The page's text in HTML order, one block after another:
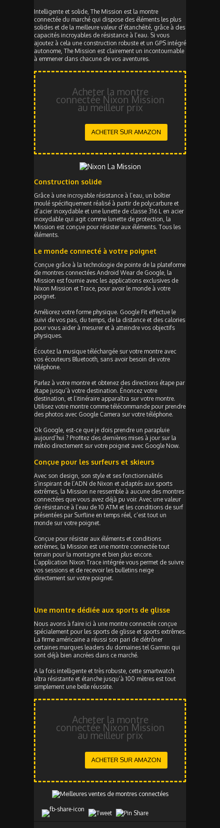
Intelligente et solide, The Mission est la montre
connectée du marché qui dispose des éléments les plus
solides et de la meilleure valeur d’étanchéité, grâce à des
capacités incroyables de résistance à l’eau. Si vous
ajoutez à cela une construction robuste et un GPS intégré
autonome, The Mission est clairement un incontournable
à emmener dans chacune de vos aventures.
Acheter la montre
connectée Nixon Mission
au meilleur prix
ACHETER SUR AMAZON
Construction solide
Grâce à une incroyable résistance à l’eau, un boîtier
moulé spécifiquement réalisé à partir de polycarbure et
d’acier inoxydable et une lunette de classe 316 L en acier
inoxydable qui agit comme lunette de protection, la
Mission est conçue pour résister aux éléments. Tous les
éléments.
Le monde connecté à votre poignet
Conçue grâce à la technologie de pointe de la plateforme
de montres connectées Android Wear de Google, la
Mission est fournie avec les applications exclusives de
Nixon Mission et Trace, pour avoir le monde à votre
poignet.
Améliorez votre forme physique. Google Fit effectue le
suivi de vos pas, du temps, de la distance et des calories
pour vous aider à mesurer et à atteindre vos objectifs
physiques.
Écoutez la musique téléchargée sur votre montre avec
vos écouteurs Bluetooth, sans avoir besoin de votre
téléphone.
Parlez à votre montre et obtenez des directions étape par
étape jusqu’à votre destination. Énoncez votre
destination, et l’itinéraire apparaîtra sur votre montre.
Utilisez votre montre comme télécommande pour prendre
des photos avec Google Camera sur votre téléphone.
Ok Google, est-ce que je dois prendre un parapluie
aujourd’hui ? Profitez des dernières mises à jour sur la
météo directement sur votre poignet avec Google Now.
Conçue pour les surfeurs et skieurs
Avec son design, son style et ses fonctionnalités
s’inspirant de l’ADN de Nixon et adaptés aux sports
extrêmes, la Mission ne ressemble à aucune des montres
connectées que vous avez déjà pu voir. Avec une valeur
de résistance à l’eau de 10 ATM et les conditions de surf
présentées par Surfline en temps réel, c’est tout un
monde sur votre poignet.
Conçue pour résister aux éléments et conditions
extrêmes, la Mission est une montre connectée tout
terrain pour la montagne et bien plus encore.
L’application Nixon Trace intégrée vous permet de suivre
vos sessions et de recevoir les bulletins neige
directement sur votre poignet.
Une montre dédiée aux sports de glisse
Nous avons à faire ici à une montre connectée conçue
spécialement pour les sports de glisse et sports extrêmes.
La firme américaine a réussi son pari de détrôner
certaines marques leaders du domaines tel Garmin qui
sont déjà bien ancrées dans ce marché.
A la fois intelligente et très robuste, cette smartwatch
ultra résistante et étanche jusqu’à 100 mètres est tout
simplement une belle réussite.
Acheter la montre
connectée Nixon Mission
au meilleur prix
ACHETER SUR AMAZON